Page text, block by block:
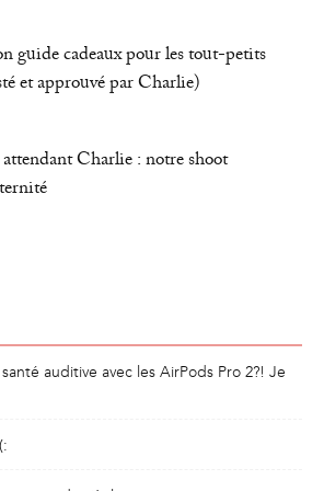
guide cadeaux pour les tout-petits
et approuvé par Charlie)
Charlie : notre shoot
auditive avec les AirPods Pro 2?! Je